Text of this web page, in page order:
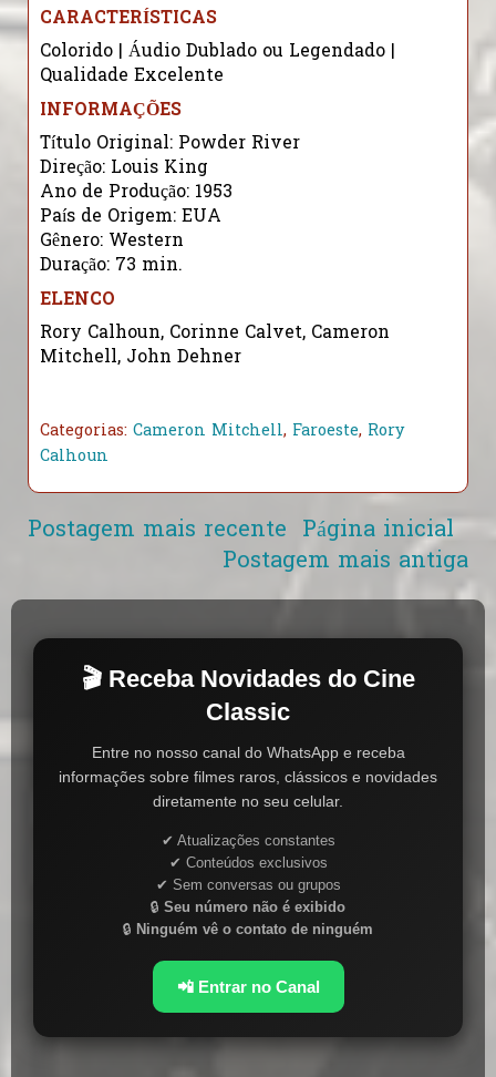
CARACTERÍSTICAS
Colorido | Áudio Dublado ou Legendado |
Qualidade Excelente
INFORMAÇÕES
Título Original: Powder River
Direção: Louis King
Ano de Produção: 1953
País de Origem: EUA
Gênero: Western
Duração: 73 min.
ELENCO
Rory Calhoun, Corinne Calvet, Cameron
Mitchell, John Dehner
Categorias: Cameron Mitchell, Faroeste, Rory
Calhoun
Postagem mais recente
Postagem mais antiga
Página inicial
🎬 Receba Novidades do Cine
Classic
Entre no nosso canal do WhatsApp e receba
informações sobre filmes raros, clássicos e novidades
diretamente no seu celular.
✔ Atualizações constantes
✔ Conteúdos exclusivos
✔ Sem conversas ou grupos
🔒 Seu número não é exibido
🔒 Ninguém vê o contato de ninguém
📲 Entrar no Canal